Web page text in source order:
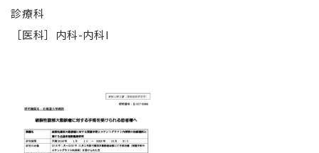
診療科
［医科］内科-内科I